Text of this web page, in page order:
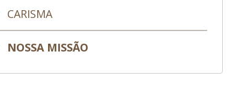
CARISMA
NOSSA MISSÃO